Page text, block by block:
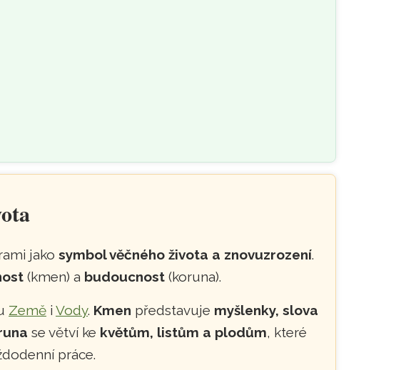
jako symbol věčného života a znovuzrození.
(kmen) a budoucnost (koruna).
Země i Vody. Kmen představuje myšlenky, slova
se větví ke květům, listům a plodům, které
práce.